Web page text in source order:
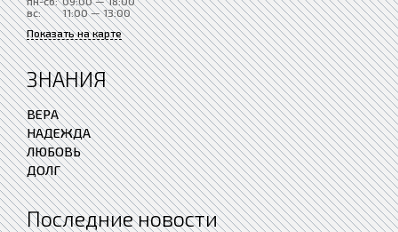
вс:
11:00 — 13:00
Показать на карте
ЗНАНИЯ
ВЕРА
НАДЕЖДА
ЛЮБОВЬ
ДОЛГ
Последние новости